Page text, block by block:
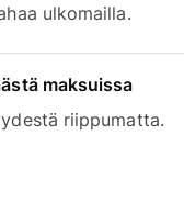
ulkomailla.
maksuissa
riippumatta.